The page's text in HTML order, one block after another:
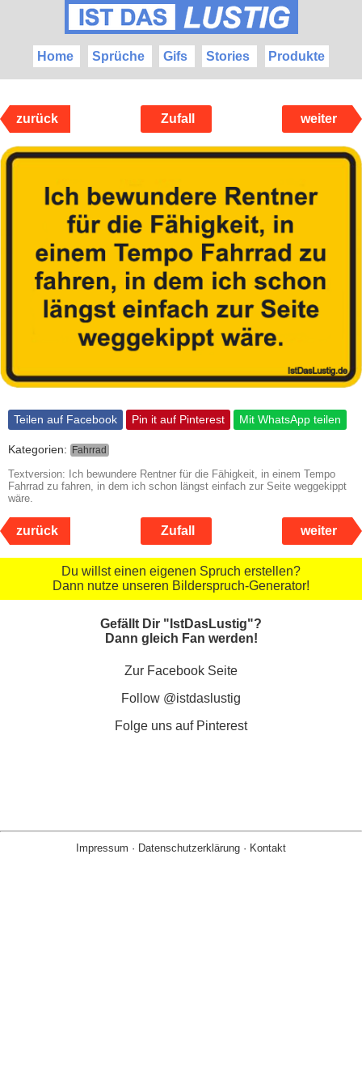
Home Sprüche Gifs Stories Produkte
zurück Zufall weiter
Teilen auf Facebook Pin it auf Pinterest Mit WhatsApp teilen
Kategorien: Fahrrad
Textversion: Ich bewundere Rentner für die Fähigkeit, in einem Tempo
Fahrrad zu fahren, in dem ich schon längst einfach zur Seite weggekippt
wäre.
zurück Zufall weiter
Du willst einen eigenen Spruch erstellen?
Dann nutze unseren Bilderspruch-Generator!
Gefällt Dir "IstDasLustig"?
Dann gleich Fan werden!
Zur Facebook Seite
Follow @istdaslustig
Folge uns auf Pinterest
Impressum · Datenschutzerklärung · Kontakt